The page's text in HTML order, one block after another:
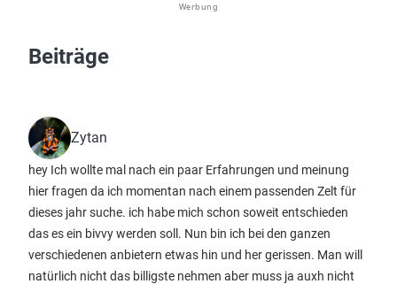
Werbung
Beiträge
Zytan
hey Ich wollte mal nach ein paar Erfahrungen und meinung
hier fragen da ich momentan nach einem passenden Zelt für
dieses jahr suche. ich habe mich schon soweit entschieden
das es ein bivvy werden soll. Nun bin ich bei den ganzen
verschiedenen anbietern etwas hin und her gerissen. Man will
natürlich nicht das billigste nehmen aber muss ja auxh nicht